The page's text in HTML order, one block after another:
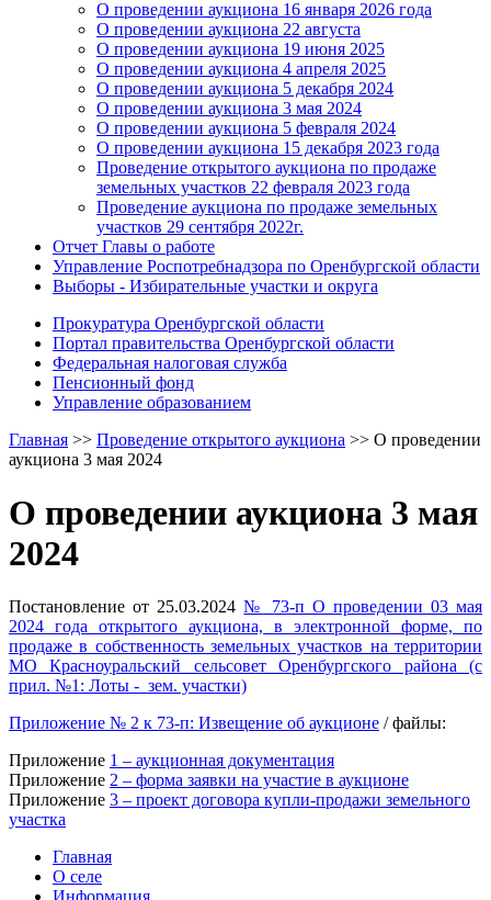
О проведении аукциона 16 января 2026 года
О проведении аукциона 22 августа
О проведении аукциона 19 июня 2025
О проведении аукциона 4 апреля 2025
О проведении аукциона 5 декабря 2024
О проведении аукциона 3 мая 2024
О проведении аукциона 5 февраля 2024
О проведении аукциона 15 декабря 2023 года
Проведение открытого аукциона по продаже
земельных участков 22 февраля 2023 года
Проведение аукциона по продаже земельных
участков 29 сентября 2022г.
Отчет Главы о работе
Управление Роспотребнадзора по Оренбургской области
Выборы - Избирательные участки и округа
Прокуратура Оренбургской области
Портал правительства Оренбургской области
Федеральная налоговая служба
Пенсионный фонд
Управление образованием
Главная >> Проведение открытого аукциона >> О проведении
аукциона 3 мая 2024
О проведении аукциона 3 мая
2024
Постановление от 25.03.2024№ 73-п О проведении 03 мая
2024 года открытого аукциона, в электронной форме, по
продаже в собственность земельных участков на территории
МО Красноуральский сельсовет Оренбургского района (с
прил. №1: Лоты - зем. участки)
Приложение № 2 к 73-п: Извещение об аукционе / файлы:
Приложение 1 – аукционная документация
Приложение 2 – форма заявки на участие в аукционе
Приложение 3 – проект договора купли-продажи земельного
участка
Главная
О селе